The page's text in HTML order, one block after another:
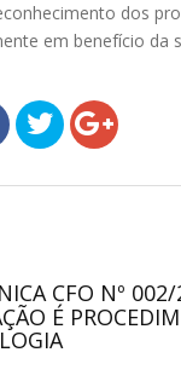
dos
em benefício da
CFO Nº
É